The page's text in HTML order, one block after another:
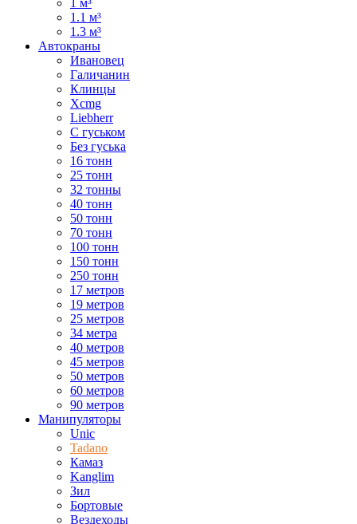
1.1 м³
1.3 м³
Автокраны
Ивановец
Галичанин
Клинцы
Xcmg
Liebherr
С гуськом
Без гуська
16 тонн
25 тонн
32 тонны
40 тонн
50 тонн
70 тонн
100 тонн
150 тонн
250 тонн
17 метров
19 метров
25 метров
34 метра
40 метров
45 метров
50 метров
60 метров
90 метров
Манипуляторы
Unic
Tadano
Камаз
Kanglim
Зил
Бортовые
Вездеходы